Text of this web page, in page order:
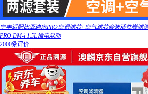
宁丰适配比亚迪宋PRO空调滤芯+空气滤芯套装活性炭滤
PRO DM-i 1.5L插电混动
2000条评价